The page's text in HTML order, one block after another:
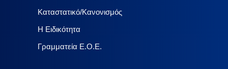
Καταστατικό/Κανονισμός
Η Ειδικότητα
Γραμματεία Ε.Ο.Ε.